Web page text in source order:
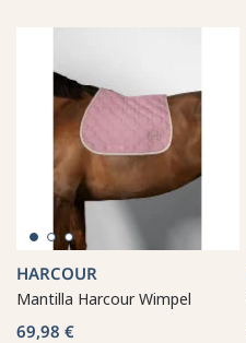
HARCOUR
Mantilla Harcour Wimpel
69,98 €